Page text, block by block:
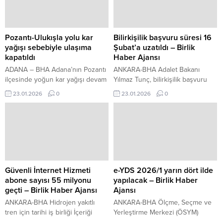
Bölgesi’nde faaliyet gösteren bir
fabrikada çıktı. Fabrikada görevli
bekçi, içeriden...
memnuniyeti dile getirdi. “AK
Parti, milletin yeniden dirilişinin
başlangıcıdır” Samsun’un “ilk
adımın ve başlangıçların şehri”
olduğuna dikkat çeken
Pozantı-Ulukışla yolu kar
yağışı sebebiyle ulaşıma
kapatıldı
ADANA – BHA Adana’nın Pozantı
ilçesinde yoğun kar yağışı devam
ediyor. Yoğun kar yağışı
sebebiyle Pozantı-Ulukışla
23.01.2026 0
Bilirkişilik başvuru süresi 16
Şubat’a uzatıldı – Birlik
Haber Ajansı
ANKARA-BHA Adalet Bakanı
Yılmaz Tunç, bilirkişilik başvuru
süresine ilişkin sosyal medya
hesabından açıklamada bulundu.
belirtti. Bilirkişilik sistemi yeniden
yapılandırıldı Bakan Tunç,
bilirkişilik kurumunun liyakat,
eğitim ve etik ilkeler temelinde...
23.01.2026 0
Güvenli İnternet Hizmeti
abone sayısı 55 milyonu
geçti – Birlik Haber Ajansı
ANKARA-BHA Hidrojen yakıtlı
tren için tarihi iş birliği İçeriği
e-YDS 2026/1 yarın dört ilde
yapılacak – Birlik Haber
Ajansı
ANKARA-BHA Ölçme, Seçme ve
Yerleştirme Merkezi (ÖSYM)